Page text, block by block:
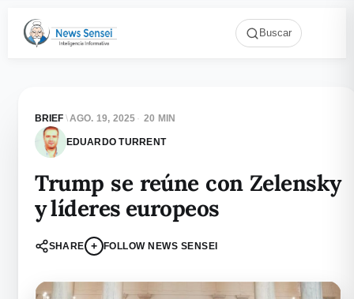
Buscar
BRIEF \AGO. 19, 2025 · 20 MIN
EDUARDO TURRENT
Trump se reúne con Zelensky
y líderes europeos
SHARE + FOLLOW NEWS SENSEI